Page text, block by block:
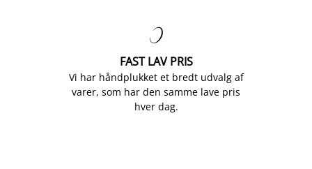

FAST LAV PRIS
Vi har håndplukket et bredt udvalg af
varer, som har den samme lave pris
hver dag.